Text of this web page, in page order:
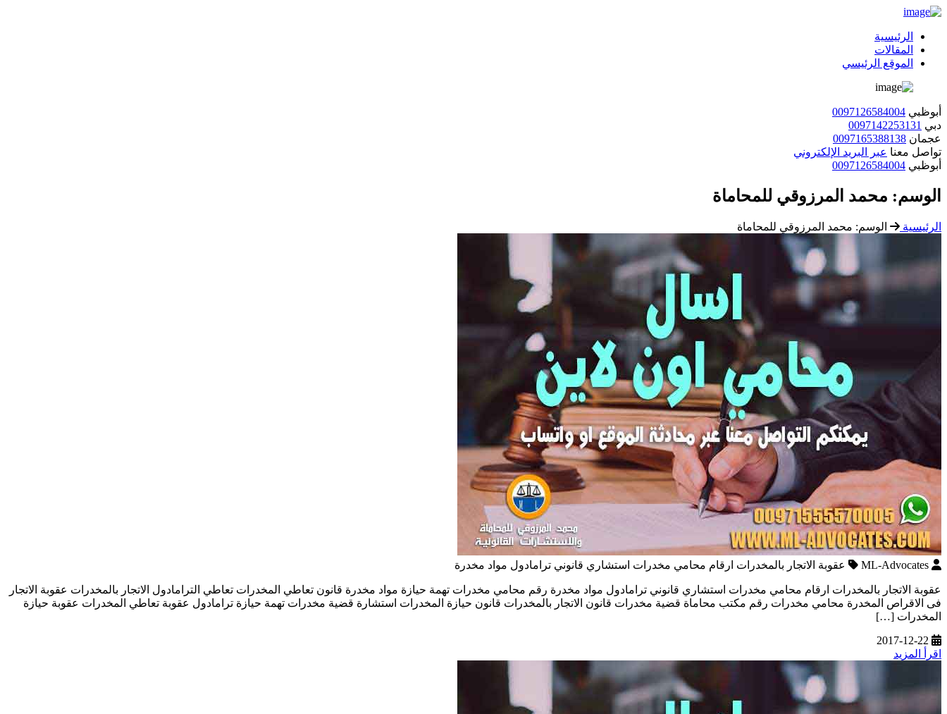
الرئيسية
المقالات
الموقع الرئيسي
أبوظبي 0097126584004
دبي 0097142253131
عجمان 0097165388138
تواصل معنا عبر البريد الإلكتروني
أبوظبي 0097126584004
الوسم: محمد المرزوقي للمحاماة
الرئيسية الوسم: محمد المرزوقي للمحاماة
ML-Advocates عقوبة الاتجار بالمخدرات ارقام محامي مخدرات استشاري قانوني ترامادول مواد مخدرة
عقوبة الاتجار بالمخدرات ارقام محامي مخدرات استشاري قانوني ترامادول مواد مخدرة رقم محامي مخدرات تهمة حيازة مواد مخدرة قانون تعاطي المخدرات تعاطي الترامادول الاتجار بالمخدرات عقوبة الاتجار
فى الاقراص المخدرة محامي مخدرات رقم مكتب محاماة قضية مخدرات قانون الاتجار بالمخدرات قانون حيازة المخدرات استشارة قضية مخدرات تهمة حيازة ترامادول عقوبة تعاطي المخدرات عقوبة حيازة
المخدرات […]
2017-12-22
اقرأ المزيد